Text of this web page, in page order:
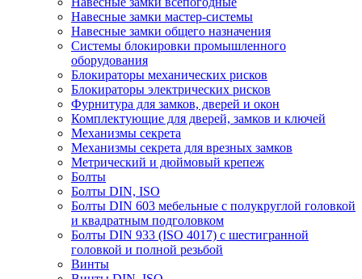
Навесные замки мастер-системы
Навесные замки общего назначения
Системы блокировки промышленного
оборудования
Блокираторы механических рисков
Блокираторы электрических рисков
Фурнитура для замков, дверей и окон
Комплектующие для дверей, замков и ключей
Механизмы секрета
Механизмы секрета для врезных замков
Метрический и дюймовый крепеж
Болты
Болты DIN, ISO
Болты DIN 603 мебельные с полукруглой головкой
и квадратным подголовком
Болты DIN 933 (ISO 4017) с шестигранной
головкой и полной резьбой
Винты